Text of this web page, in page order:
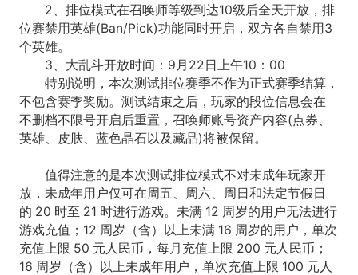
2、排位模式在召唤师等级到达10级后全天开放，排
位赛禁用英雄(Ban/Pick)功能同时开启，双方各自禁用3
个英雄。
3、大乱斗开放时间：9月22日上午10：00
特别说明，本次测试排位赛季不作为正式赛季结算，
不包含赛季奖励。测试结束之后，玩家的段位信息会在
不删档不限号开启后重置，召唤师账号资产内容(点券、
英雄、皮肤、蓝色晶石以及藏品)将被保留。
值得注意的是本次测试排位模式不对未成年玩家开
放，未成年用户仅可在周五、周六、周日和法定节假日
的 20 时至 21 时进行游戏。未满 12 周岁的用户无法进行
游戏充值；12 周岁（含）以上未满 16 周岁的用户，单次
充值上限 50 元人民币，每月充值上限 200 元人民币；
16 周岁（含）以上未成年用户，单次充值上限 100 元人